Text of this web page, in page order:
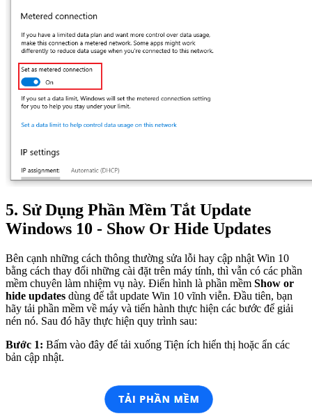
5. Sử Dụng Phần Mềm Tắt Update
Windows 10 - Show Or Hide Updates
Bên cạnh những cách thông thường sửa lỗi hay cập nhật Win 10
bằng cách thay đổi những cài đặt trên máy tính, thì vẫn có các phần
mềm chuyên làm nhiệm vụ này. Điển hình là phần mềm Show or
hide updates dùng để tắt update Win 10 vĩnh viễn. Đầu tiên, bạn
hãy tải phần mềm về máy và tiến hành thực hiện các bước để giải
nén nó. Sau đó hãy thực hiện quy trình sau:
Bước 1: Bấm vào đây để tải xuống Tiện ích hiển thị hoặc ẩn các
bản cập nhật.